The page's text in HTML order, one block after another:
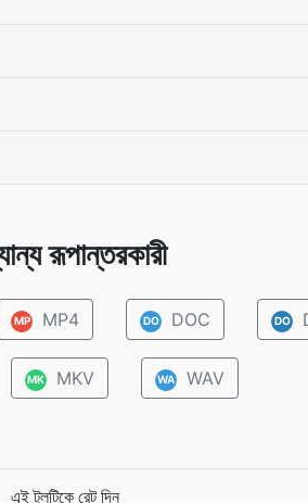
রূপান্তরকারী
MP MP4 DO DOC DO
MK MKV WA WAV
এই টুলটিকে রেট দিন